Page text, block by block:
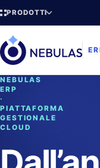
PRODOTTI
NEBULAS
ERP
·
PIATTAFORMA
GESTIONALE
CLOUD